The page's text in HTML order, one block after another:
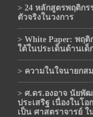
> 24 หลักสูตรพฤติก
ตัวจริงในวงการ
> White Paper: พฤ
ใต้ในประเด็นด้านเด็
> ความในใจนายกส
> ศ.ดร.องอาจ นัยพั
ประเสริฐ เนื่องในโ
เป็น ศาสตราจารย์